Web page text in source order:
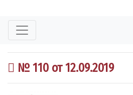
№ 110 от 12.09.2019